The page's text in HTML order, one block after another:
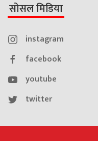
सोसल मिडिया
instagram
facebook
youtube
twitter